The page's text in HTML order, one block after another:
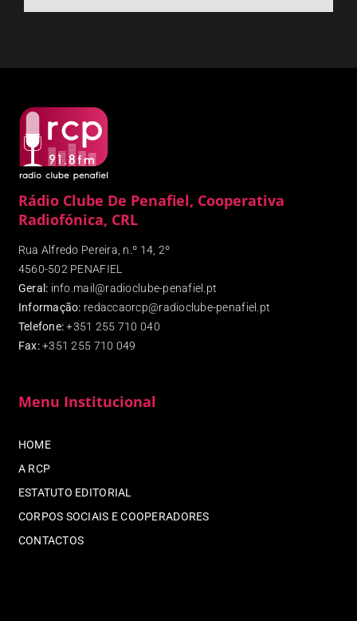
Rádio Clube De Penafiel, Cooperativa
Radiofónica, CRL
Rua Alfredo Pereira, n.º 14, 2º
4560-502 PENAFIEL
Geral: info.mail@radioclube-penafiel.pt
Informação: redaccaorcp@radioclube-penafiel.pt
Telefone: +351 255 710 040
Fax:+351 255 710 049
Menu Institucional
HOME
A RCP
ESTATUTO EDITORIAL
CORPOS SOCIAIS E COOPERADORES
CONTACTOS